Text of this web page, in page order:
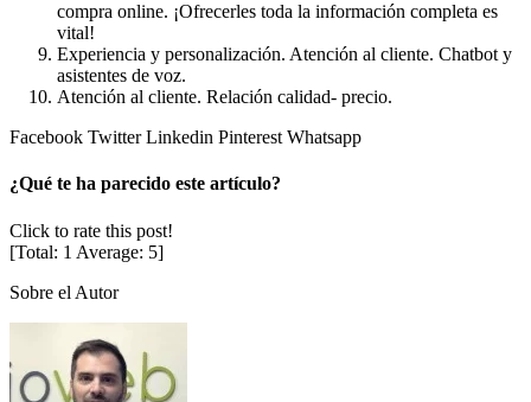
compra online. ¡Ofrecerles toda la información completa es
vital!
Experiencia y personalización. Atención al cliente. Chatbot y
asistentes de voz.
Atención al cliente. Relación calidad- precio.
Facebook Twitter Linkedin Pinterest Whatsapp
¿Qué te ha parecido este artículo?
Click to rate this post!
[Total: 1 Average: 5]
Sobre el Autor